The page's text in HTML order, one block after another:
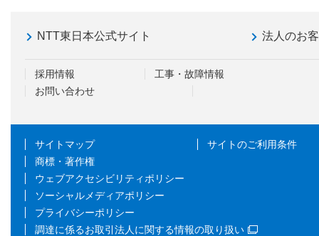
NTT東日本公式サイト 法人のお
採用情報
工事・故障情報
お問い合わせ
サイトマップ
サイトのご利用条件
商標・著作権
ウェブアクセシビリティポリシー
ソーシャルメディアポリシー
プライバシーポリシー
調達に係るお取引法人に関する情報の取り扱い